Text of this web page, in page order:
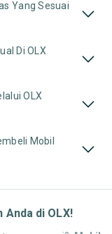
Yang Sesuai
Di OLX
OLX
Mobil
di OLX!